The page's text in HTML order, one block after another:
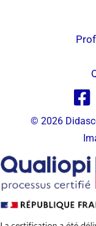
© 2026